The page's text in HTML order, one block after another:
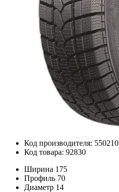
Код производителя: 550210
Код товара: 92830
Ширина 175
Профиль 70
Диаметр 14